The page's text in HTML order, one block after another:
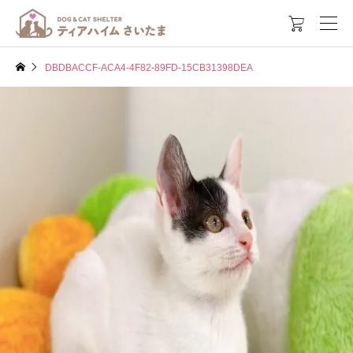

DBDBACCF-ACA4-4F82-89FD-15CB31398DEA